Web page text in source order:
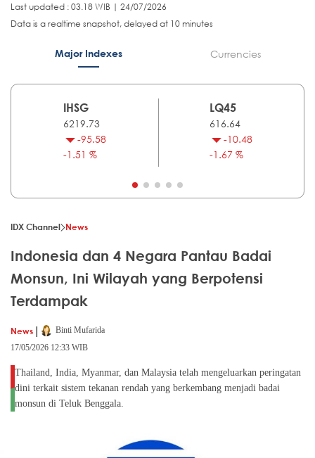
Last updated : 03.18 WIB | 24/07/2026
Data is a realtime snapshot, delayed at 10 minutes
Major Indexes Currencies
IHSG
6219.73
-95.58
-1.51 %
LQ45
616.64
-10.48
-1.67 %
IDX Channel News
Indonesia dan 4 Negara Pantau Badai
Monsun, Ini Wilayah yang Berpotensi
Terdampak
News |
Binti Mufarida
17/05/2026 12:33 WIB
Thailand, India, Myanmar, dan Malaysia telah mengeluarkan peringatan
dini terkait sistem tekanan rendah yang berkembang menjadi badai
monsun di Teluk Benggala.